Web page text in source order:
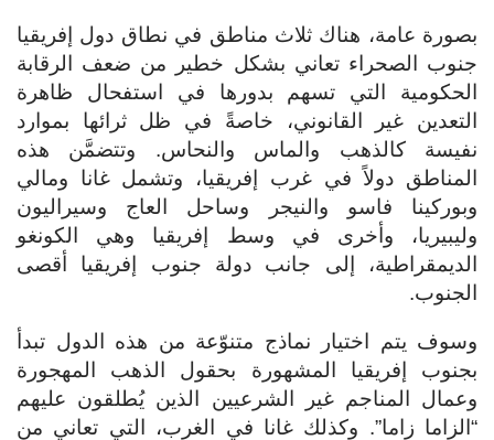
بصورة عامة، هناك ثلاث مناطق في نطاق دول إفريقيا
جنوب الصحراء تعاني بشكل خطير من ضعف الرقابة
الحكومية التي تسهم بدورها في استفحال ظاهرة
التعدين غير القانوني، خاصةً في ظل ثرائها بموارد
نفيسة كالذهب والماس والنحاس. وتتضمَّن هذه
المناطق دولاً في غرب إفريقيا، وتشمل غانا ومالي
وبوركينا فاسو والنيجر وساحل العاج وسيراليون
وليبيريا، وأخرى في وسط إفريقيا وهي الكونغو
الديمقراطية، إلى جانب دولة جنوب إفريقيا أقصى
الجنوب.
وسوف يتم اختيار نماذج متنوّعة من هذه الدول تبدأ
بجنوب إفريقيا المشهورة بحقول الذهب المهجورة
وعمال المناجم غير الشرعيين الذين يُطلقون عليهم
“الزاما زاما”. وكذلك غانا في الغرب، التي تعاني من